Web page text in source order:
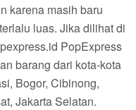
karena masih baru
luas. Jika dilihat di
PopExpress
barang dari kota-kota
Bogor, Cibinong,
Jakarta Selatan.